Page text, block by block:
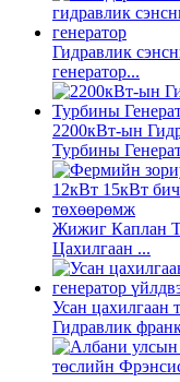
Гидравлик
генератор...
2200кВт-ын
Турбины
Жижиг Каплан
Цахилгаан ...
Усан цахилгаан
Гидравлик